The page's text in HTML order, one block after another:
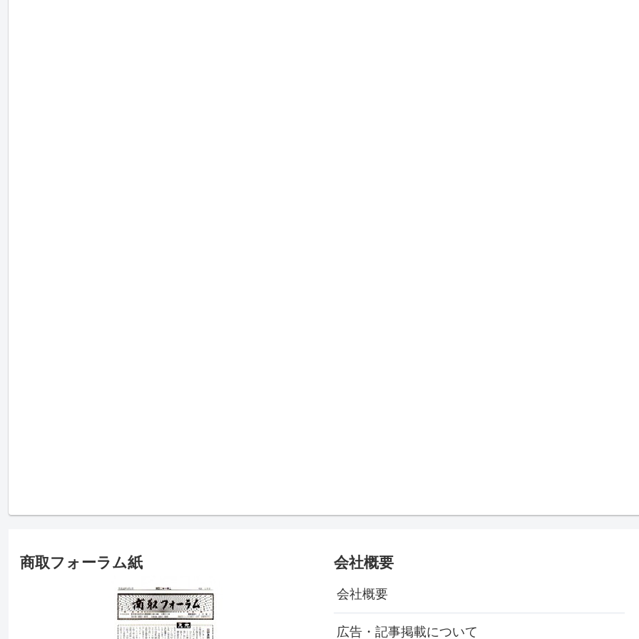
商取フォーラム紙 会社概要
会社概要
広告・記事掲載について